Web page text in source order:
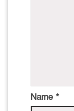
Name *